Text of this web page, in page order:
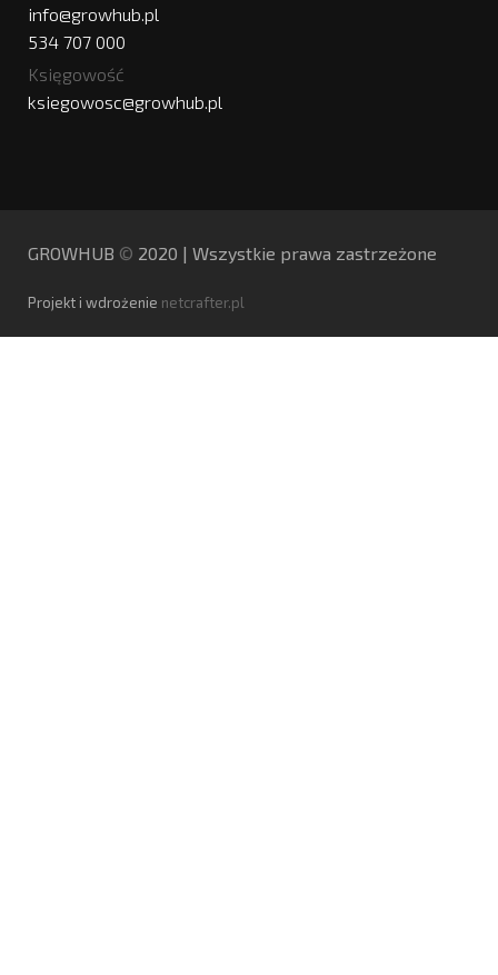
info@growhub.pl
534 707 000
Księgowość
ksiegowosc@growhub.pl
GROWHUB ©️ 2020 | Wszystkie prawa zastrzeżone
Projekt i wdrożenie netcrafter.pl